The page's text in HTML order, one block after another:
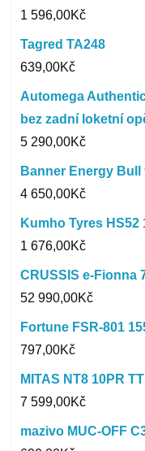
1 596,00Kč
Tagred TA248
639,00Kč
Automega
bez zadní loketní
5 290,00Kč
Banner Energy Bull
4 650,00Kč
Kumho Tyres HS52
1 676,00Kč
CRUSSIS e-Fionna
52 990,00Kč
Fortune FSR-801
797,00Kč
MITAS NT8 10PR
7 599,00Kč
mazivo MUC-OFF